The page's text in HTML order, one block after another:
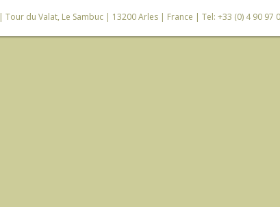
| Tour du Valat, Le Sambuc | 13200 Arles | France | Tel: +33 (0) 4 90 97